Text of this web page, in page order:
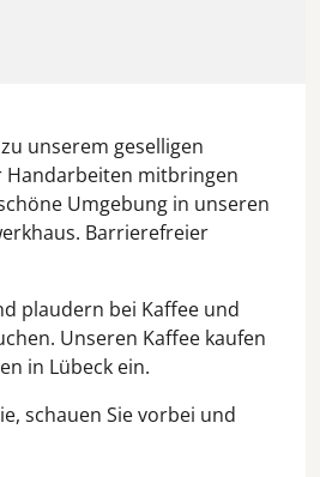
unserem geselligen
Handarbeiten mitbringen
Umgebung in unseren
Barrierefreier
plaudern bei Kaffee und
Unseren Kaffee kaufen
in Lübeck ein.
schauen Sie vorbei und